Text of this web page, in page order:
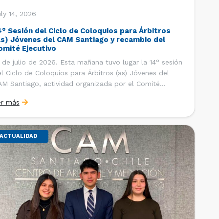
14, 2026
Sesión del Ciclo de Coloquios para Árbitros
Jóvenes del CAM Santiago y recambio del
Ejecutivo
de julio de 2026. Esta mañana tuvo lugar la 14° sesión
Ciclo de Coloquios para Árbitros (as) Jóvenes del
Santiago, actividad organizada por el Comité
y Relaciones Internacionales del Centro, con la
de que los integrantes […]
más
ACTUALIDAD